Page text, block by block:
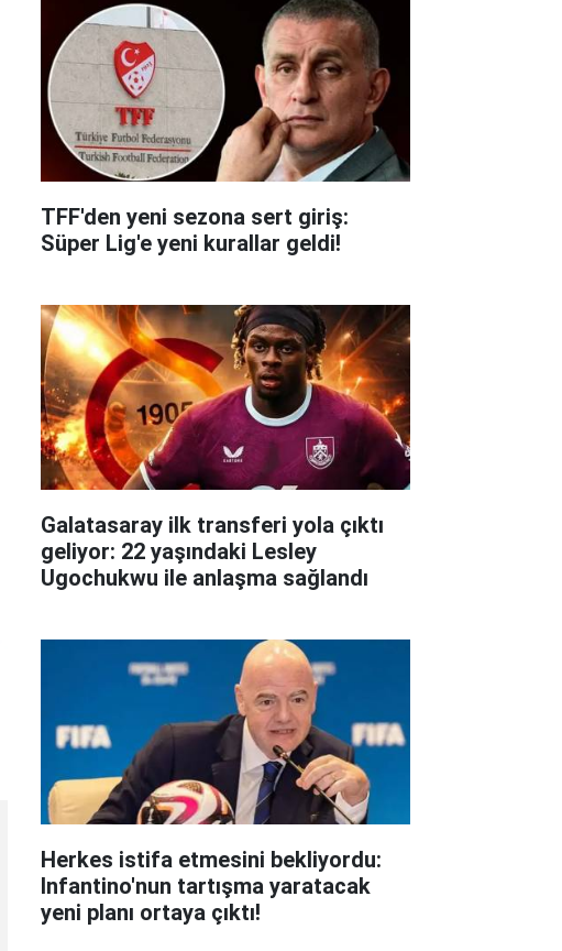
TFF'den yeni sezona sert giriş:
Süper Lig'e yeni kurallar geldi!
Galatasaray ilk transferi yola çıktı
geliyor: 22 yaşındaki Lesley
Ugochukwu ile anlaşma sağlandı
Herkes istifa etmesini bekliyordu:
Infantino'nun tartışma yaratacak
yeni planı ortaya çıktı!